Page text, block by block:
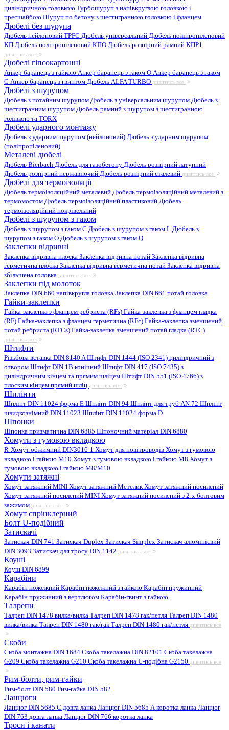
циліндричною головкою Турбошуруп з напівкруглою головкою і
пресшайбою Шуруп по бетону з шестигранною головкою і фланцем
Дюбелі без шурупа
Дюбель нейлоновий TPFC Дюбель універсальний Дюбель поліпропіленовий
КП Дюбель поліпропіленовий КПО Дюбель розпірний рамний КПР1
дивитись все
Дюбелі гіпсокартонні
Анкер баранець з гайкою Анкер баранець з гаком O Анкер баранець з гаком
С Анкер баранець з гвинтом Дюбель ALFA TURBO дивитись все
Дюбелі з шурупом
Дюбель з потайним шурупом Дюбель з універсальним шурупом Дюбель з
шестигранним шурупом Дюбель рамний з шурупом з шестигранною
голівкою та TORX
Дюбелі ударного монтажу
Дюбель з ударним шурупом (нейлоновий) Дюбель з ударним шурупом
(поліпропіленовий)
Металеві дюбелі
Дюбель Bierbach Дюбель для газобетону Дюбель розпірний латунний
Дюбель розпірний нержавіючий Дюбель розпірний сталевий дивитись все
Дюбелі для термоізоляції
Дюбель термоізоляційний металевий Дюбель термоізоляційний металевий з
термомостом Дюбель термоізоляційний пластиковий Дюбель
термоізоляційний покрівельний
Дюбелі з шурупом з гаком
Дюбель з шурупом з гаком C Дюбель з шурупом з гаком L Дюбель з
шурупом з гаком O Дюбель з шурупом з гаком Q
Заклепки відривні
Заклепка відривна плоска Заклепка відривна потай Заклепка відривна
герметична плоска Заклепка відривна герметична потай Заклепка відривна
збільшена головка дивитись все
Заклепки під молоток
Заклепка DIN 660 напівкругла головка Заклепка DIN 661 потай головка
Гайки-заклепки
Гайка-заклепка з фланцем ребриста (RFs) Гайка-заклепка з фланцем гладка
(RF) Гайка-заклепка з фланцем герметична (RFc) Гайка-заклепка зменшений
потай ребриста (RTCs) Гайка-заклепка зменшений потай гладка (RTC)
дивитись все
Штифти
Різьбова вставка DIN 8140 AШтифт DIN 1444 (ISO 2341) циліндричний з
отвором Штифт DIN 1B конічний Штифт DIN 417 (ISO 7435) з
циліндричним кінцем та прямим шліцем Штифт DIN 551 (ISO 4766) з
плоским кінцем прямий шліц дивитись все
Шплінти
Шплінт DIN 11024 форма E Шплінт DIN 94 Шплінт для труб AN 72 Шплінт
швидкознімний DIN 11023 Шплінт DIN 11024 форма D
Шпонки
Шпонка призматична DIN 6885 Шпоночний матеріал DIN 6880
Хомути з гумовою вкладкою
R-Хомут обжимний DIN3016-1 Хомут для повітроводів Хомут з гумовою
вкладкою і гайкою M10 Хомут з гумовою вкладкою і гайкою M8 Хомут з
гумовою вкладкою і гайкою М8/M10
Хомути затяжні
Хомут затяжний MINI Хомут затяжний МетеликХомут затяжний посилений
Хомут затяжний посилений MINI Хомут затяжний посилений з 2-х болтовим
зажимом дивитись все
Хомут спрінклерний
Болт U-подібний
Затискачі
Затискач DIN 741 Затискач Duplex Затискач Simplex Затискач алюмінієвий
DIN 3093 Затискач для тросу DIN 1142 дивитись все
Коуші
Коуш DIN 6899
Карабіни
Карабін пожежний Карабін пожежний з гайкою Карабін пружинний
Карабін пружинний з вертлюгом Карабін-гвинт з гайкою
Талрепи
Талреп DIN 1478 вилка/вилка Талреп DIN 1478 гак/петля Талреп DIN 1480
вилка/вилка Талреп DIN 1480 гак/гакТалреп DIN 1480 гак/петля дивитись все
Скоби
Скоба монтажна DIN 1684 Скоба такелажна DIN 82101 Скоба такелажна
G209 Скоба такелажна G210 Скоба такелажна U-подібна G2150 дивитись все
Рим-болти, рим-гайки
Рим-болт DIN 580 Рим-гайка DIN 582
Ланцюги
Ланцюг DIN 5685 C довга ланка Ланцюг DIN 5685 А коротка ланка Ланцюг
DIN 763 довга ланка Ланцюг DIN 766 коротка ланка
Троси і канати